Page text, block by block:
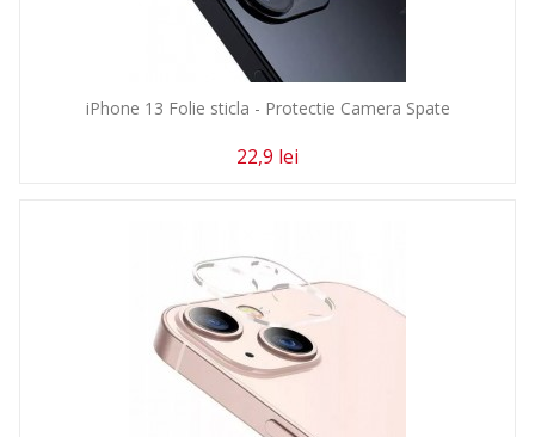
iPhone 13 Folie sticla - Protectie Camera Spate
22,9 lei